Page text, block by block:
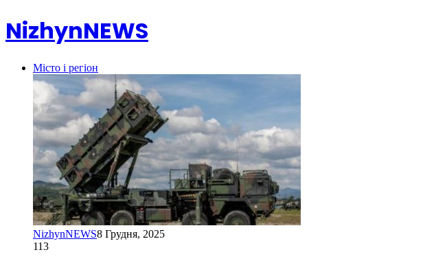
NizhynNEWS
Місто і регіон
NizhynNEWS8 Грудня, 2025
113